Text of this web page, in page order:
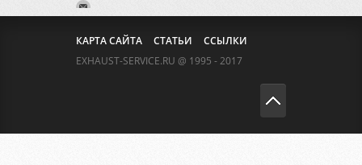
КАРТА САЙТА СТАТЬИ
ССЫЛКИ
EXHAUST-SERVICE.RU @ 1995 - 2017